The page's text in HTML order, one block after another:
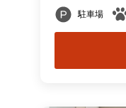
駐車場